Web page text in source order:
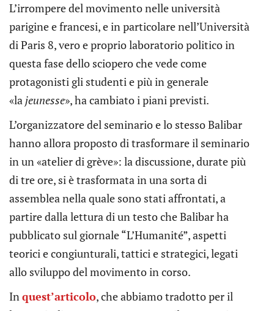
L’irrompere del movimento nelle università
parigine e francesi, e in particolare nell’Università
di Paris 8, vero e proprio laboratorio politico in
questa fase dello sciopero che vede come
protagonisti gli studenti e più in generale
«lajeunesse», ha cambiato i piani previsti.
L’organizzatore del seminario e lo stesso Balibar
hanno allora proposto di trasformare il seminario
in un «atelier di grève»: la discussione, durate più
di tre ore, si è trasformata in una sorta di
assemblea nella quale sono stati affrontati, a
partire dalla lettura di un testo che Balibar ha
pubblicato sul giornale “L’Humanité”, aspetti
teorici e congiunturali, tattici e strategici, legati
allo sviluppo del movimento in corso.
Inquest’articolo, che abbiamo tradotto per il